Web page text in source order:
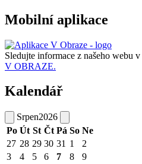
Mobilní aplikace
Sledujte informace z našeho webu v
V OBRAZE.
Kalendář
Srpen2026
Po Út St Čt Pá So Ne
27 28 29 30 31 1
2
3
4 5 6 7 8
9